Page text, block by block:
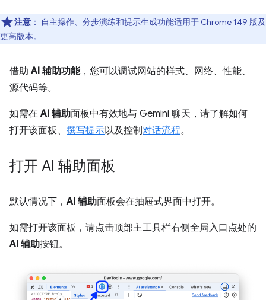
注意 ：
自主操作、分步演练和提示生成功能适用于 Chrome 149 版及
更高版本。
借助AI 辅助功能，您可以调试网站的样式、网络、性能、
源代码等。
如需在AI 辅助面板中有效地与 Gemini 聊天，请了解如何
打开该面板、 撰写提示以及控制对话流程。
打开 AI 辅助面板
默认情况下，AI 辅助面板会在抽屉式界面中打开。
如需打开该面板，请点击顶部主工具栏右侧全局入口点处的
AI 辅助按钮。